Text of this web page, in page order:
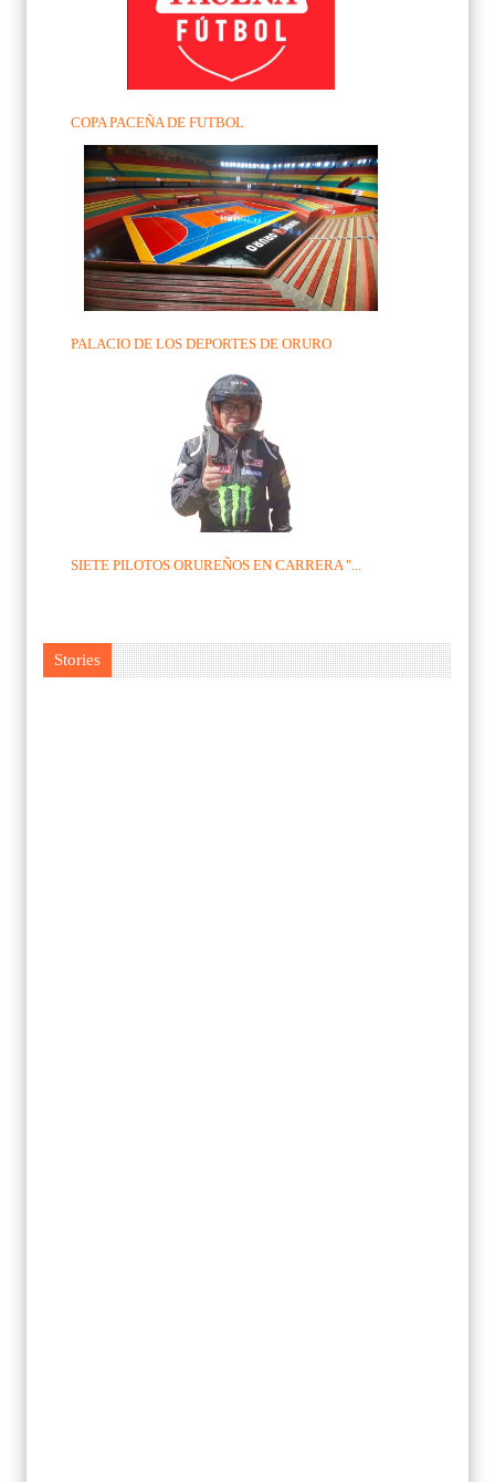
COPA PACEÑA DE FUTBOL
PALACIO DE LOS DEPORTES DE ORURO
SIETE PILOTOS ORUREÑOS EN CARRERA "...
Stories